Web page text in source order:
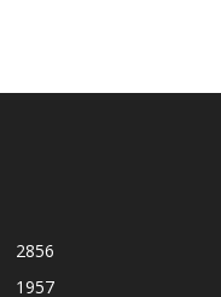
2856
1957